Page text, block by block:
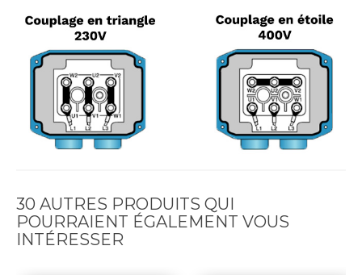
30 AUTRES PRODUITS QUI
POURRAIENT ÉGALEMENT VOUS
INTÉRESSER